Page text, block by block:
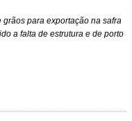
para exportação na safra
a falta de estrutura e de porto